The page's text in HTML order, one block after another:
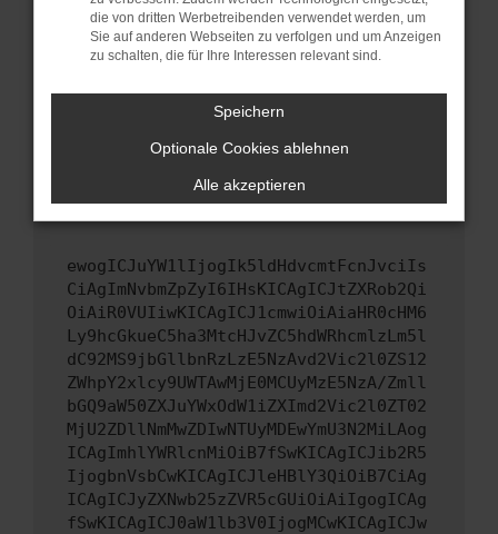
Sicherheitsrisiko, sondern kann auch dazu
führen, dass bestimmte Funktionen nicht mehr
unterstützt werden.
Wende dich an den Webseitenbetreiber.
Wenn du alle oben genannten Schritte versucht
hast, kontaktiere uns bitte. Wir werden
versuchen, das Problem zu beheben. Du kannst
uns diesen Text schicken, um uns bei der
ewogICJuYW1lIjogIk5ldHdvcmtFcnJvciIs
CiAgImNvbmZpZyI6IHsKICAgICJtZXRob2Qi
OiAiR0VUIiwKICAgICJ1cmwiOiAiaHR0cHM6
Ly9hcGkueC5ha3MtcHJvZC5hdWRhcmlzLm5l
dC92MS9jbGllbnRzLzE5NzAvd2Vic2l0ZS12
ZWhpY2xlcy9UWTAwMjE0MCUyMzE5NzA/Zmll
bGQ9aW50ZXJuYWxOdW1iZXImd2Vic2l0ZT02
MjU2ZDllNmMwZDIwNTUyMDEwYmU3N2MiLAog
ICAgImhlYWRlcnMiOiB7fSwKICAgICJib2R5
IjogbnVsbCwKICAgICJleHBlY3QiOiB7CiAg
ICAgICJyZXNwb25zZVR5cGUiOiAiIgogICAg
fSwKICAgICJ0aW1lb3V0IjogMCwKICAgICJw
die von dritten Werbetreibenden verwendet werden, um
Sie auf anderen Webseiten zu verfolgen und um Anzeigen
zu schalten, die für Ihre Interessen relevant sind.
Speichern
Optionale Cookies ablehnen
Alle akzeptieren